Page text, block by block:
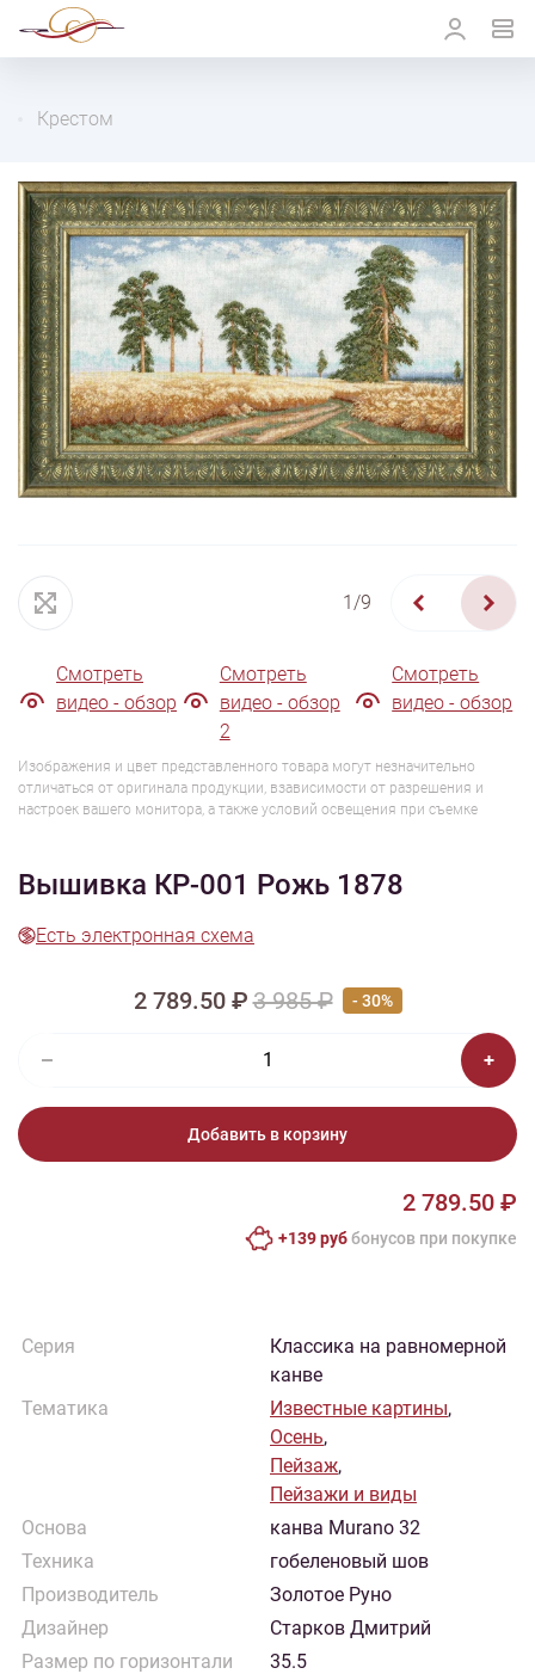
Крестом
1/9
Смотреть
видео - обзор
Смотреть
видео - обзор
2
Смотреть
видео - обзор
Изображения и цвет представленного товара могут незначительно
отличаться от оригинала продукции, взависимости от разрешения и
настроек вашего монитора, а также условий освещения при съемке
Вышивка КР-001 Рожь 1878
Есть электронная схема
2 789.50 ₽3 985 ₽ - 30%
Добавить в корзину
2 789.50 ₽
+139 руббонусов при покупке
Серия
Классика на равномерной
канве
Тематика
Известные картины,
Осень,
Пейзаж,
Пейзажи и виды
Основа
канва Murano 32
Техника
гобеленовый шов
Производитель
Золотое Руно
Дизайнер
Старков Дмитрий
Размер по горизонтали
35.5